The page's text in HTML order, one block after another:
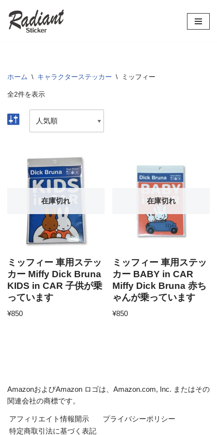
コ
ツ
ス
ッ
ホーム \ キャラクターステッカー \ ミッフィー
全2件を表示
在庫切れ
ミッフィー 車用ステッ
カー Miffy Dick Bruna
KIDS in CAR 子供が乗
っています
¥850
在庫切れ
ミッフィー 車用ステッ
カー BABY in CAR
Miffy Dick Bruna 赤ち
ゃんが乗っています
¥850
AmazonおよびAmazon ロゴは、Amazon.com, Inc. またはその
関連会社の商標です。
アフィリエイト情報開示
プライバシーポリシー
特定商取引法に基づく表記